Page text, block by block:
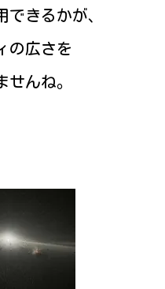
きるかが、
の広さを
んね。